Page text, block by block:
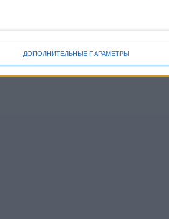
ДОПОЛНИТЕЛЬНЫЕ ПАРАМЕТРЫ